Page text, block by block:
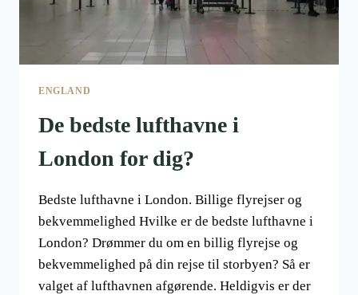
ENGLAND
De bedste lufthavne i
London for dig?
Bedste lufthavne i London. Billige flyrejser og
bekvemmelighed Hvilke er de bedste lufthavne i
London? Drømmer du om en billig flyrejse og
bekvemmelighed på din rejse til storbyen? Så er
valget af lufthavnen afgørende. Heldigvis er der